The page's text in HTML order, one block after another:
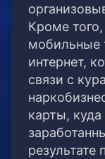
Кроме
мобильные
интернет,
связи с
карты,